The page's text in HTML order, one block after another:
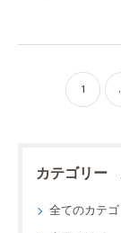
り道 ヤシィパー
1
カテゴリー
全てのカテ